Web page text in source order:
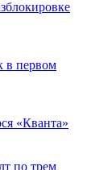
в первом
«Кванта»
по трем